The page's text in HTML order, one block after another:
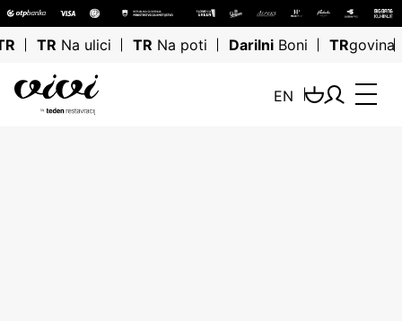
TR Na ulici TR Na poti Darilni Boni TRgovina
EN